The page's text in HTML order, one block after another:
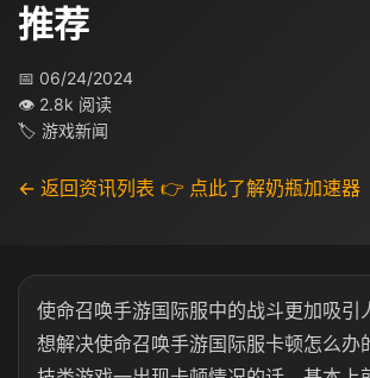
推荐
📅 06/24/2024
👁 2.8k 阅读
🏷 游戏新闻
← 返回资讯列表 👉 点此了解奶瓶加速器
使命召唤手游国际服中的战斗更加吸引
想解决使命召唤手游国际服卡顿怎么办